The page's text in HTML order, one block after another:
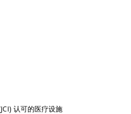
认可的医疗设施